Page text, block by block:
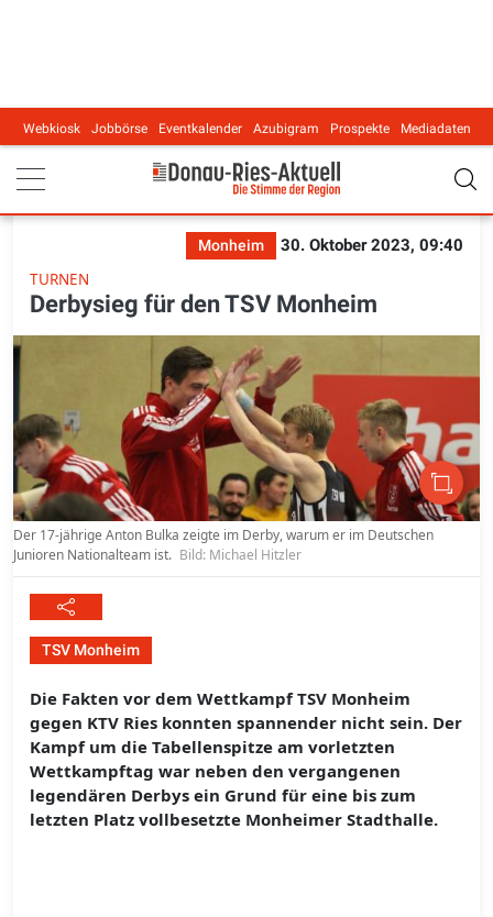
Main navigation
Webkiosk Jobbörse Eventkalender Azubigram Prospekte Mediadaten
Monheim
30. Oktober 2023, 09:40
TURNEN
Derbysieg für den TSV Monheim
Der 17-jährige Anton Bulka zeigte im Derby, warum er im Deutschen
Junioren Nationalteam ist. Bild: Michael Hitzler
TSV Monheim
Die Fakten vor dem Wettkampf TSV Monheim
gegen KTV Ries konnten spannender nicht sein. Der
Kampf um die Tabellenspitze am vorletzten
Wettkampftag war neben den vergangenen
legendären Derbys ein Grund für eine bis zum
letzten Platz vollbesetzte Monheimer Stadthalle.